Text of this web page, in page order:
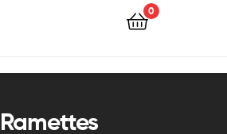
0
Ramettes